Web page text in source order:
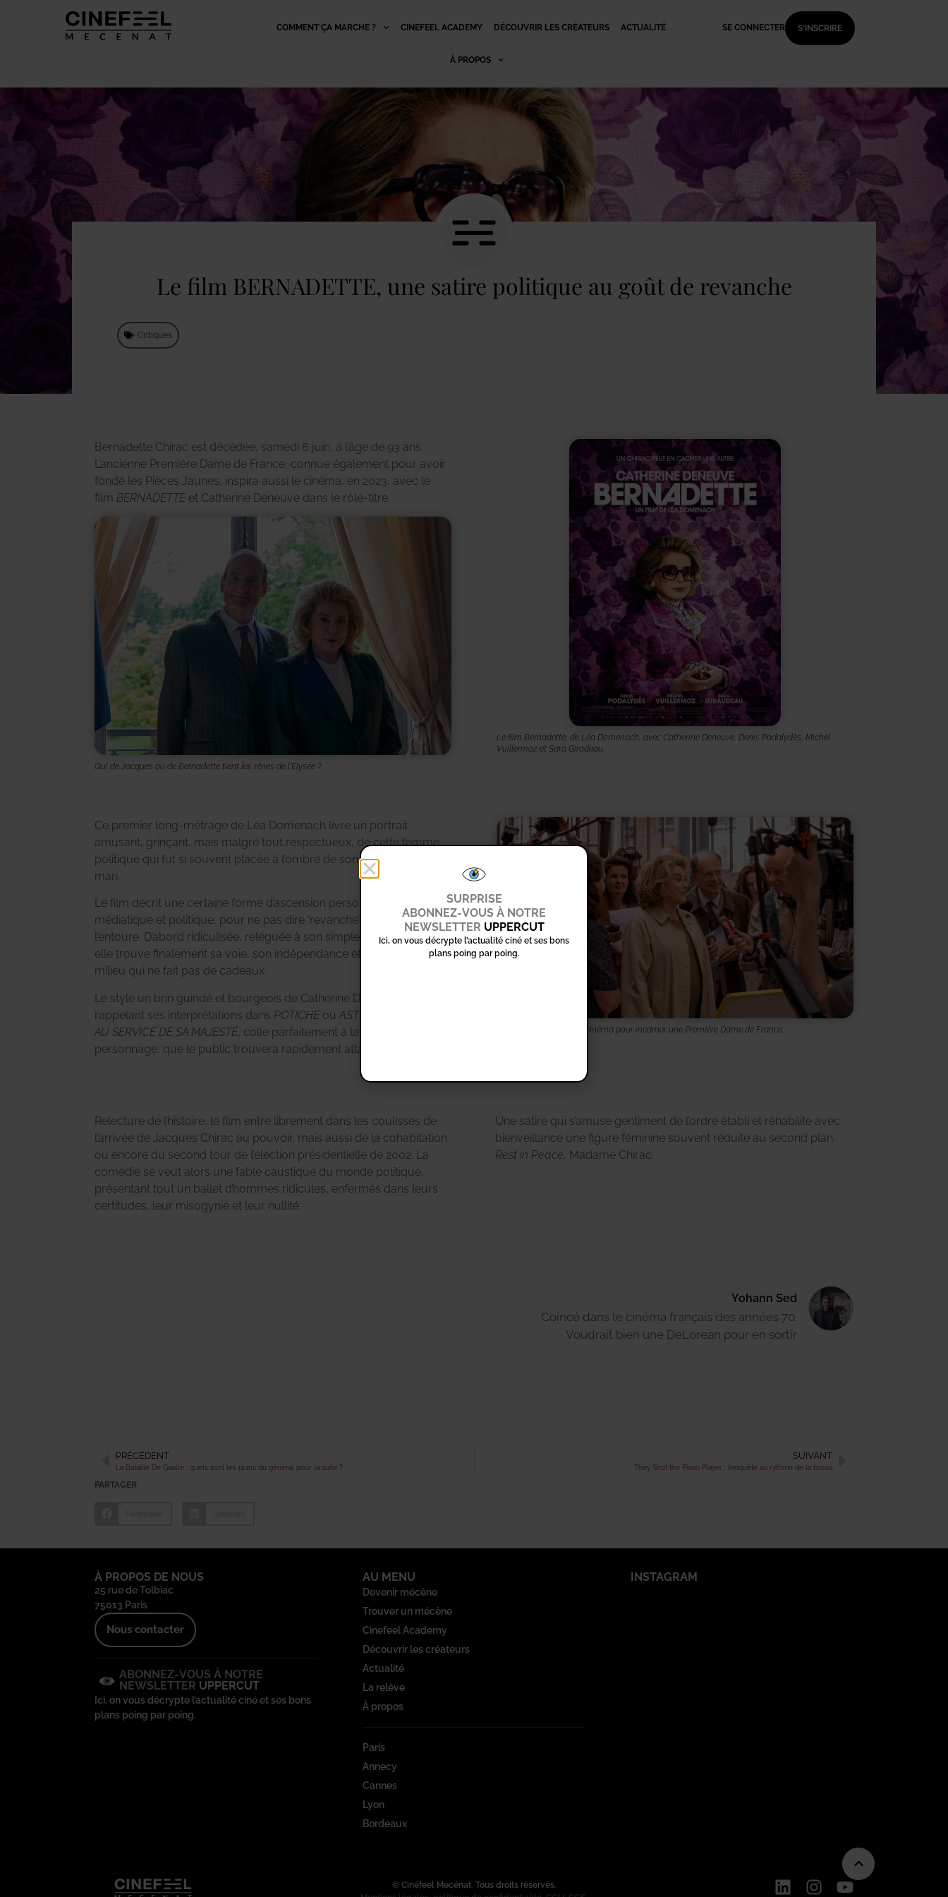
COMMENT ÇA MARCHE ? CINEFEEL ACADEMY DÉCOUVRIR LES CRÉATEURS ACTUALITÉ
À PROPOS
SE CONNECTER S'INSCRIRE
Le film BERNADETTE, une satire politique au goût de revanche
Critiques
Bernadette Chirac est décédée, samedi 6 juin, à l’âge de 93 ans.
L’ancienne Première Dame de France, connue également pour avoir
fondé les Pièces Jaunes, inspira aussi le cinéma, en 2023, avec le
film BERNADETTEet Catherine Deneuve dans le rôle-titre.
Qui de Jacques ou de Bernadette tient les rênes de l'Elysée ?
Le film Bernadette, de Léa Domenach, avec Catherine Deneuve, Denis Podalydès, Michel
Vuillermoz et Sara Giradeau.
Ce premier long-métrage de Léa Domenach livre un portrait
amusant, grinçant, mais malgré tout respectueux, de cette femme
politique qui fut si souvent placée à l’ombre de son Président de
mari.
Le film décrit une certaine forme d’ascension personnelle,
médiatique et politique, pour ne pas dire ‘revanche’ sur le monde qui
l’entoure. D’abord ridiculisée, reléguée à son simple rôle d’épouse,
elle trouve finalement sa voie, son indépendance et son ton, dans un
milieu qui ne fait pas de cadeaux.
Le style un brin guindé et bourgeois de Catherine Deneuve,
rappelant ses interprétations dans POTICHEou ASTERIX ET OBELIX :
AU SERVICE DE SA MAJESTÉ, colle parfaitement à la peau du
personnage, que le public trouvera rapidement attachant.
Une Première Dame de cinéma pour incarner une Première Dame de France.
Relecture de l’histoire, le film entre librement dans les coulisses de
l’arrivée de Jacques Chirac au pouvoir, mais aussi de la cohabitation
ou encore du second tour de l’élection présidentielle de 2002. La
comédie se veut alors une fable caustique du monde politique,
présentant tout un ballet d’hommes ridicules, enfermés dans leurs
certitudes, leur misogynie et leur nullité.
Une satire qui s’amuse gentiment de l’ordre établi et réhabilite avec
bienveillance une figure féminine souvent réduite au second plan.
Rest in Peace, Madame Chirac.
Yohann Sed
Coincé dans le cinéma français des années 70.
Voudrait bien une DeLorean pour en sortir
PRÉCÉDENT
La Bataille De Gaulle : quels sont les plans du général pour la suite ?
SUIVANT
They Shot the Piano Player : l’enquête au rythme de la bossa
PARTAGER
À PROPOS DE NOUS
25 rue de Tolbiac
75013 Paris
Nous contacter
ABONNEZ-VOUS À NOTRE
NEWSLETTER UPPERCUT
Ici, on vous décrypte l’actualité ciné et ses bons
plans poing par poing.
AU MENU
Devenir mécène
Trouver un mécène
Cinefeel Academy
Découvrir les créateurs
Actualité
La relève
À propos
Paris
Annecy
Cannes
Lyon
Bordeaux
INSTAGRAM
© Cinéfeel Mécénat. Tous droits réservés.
SURPRISE
ABONNEZ-VOUS À NOTRE
NEWSLETTER UPPERCUT
Ici, on vous décrypte l’actualité ciné et ses bons
plans poing par poing.